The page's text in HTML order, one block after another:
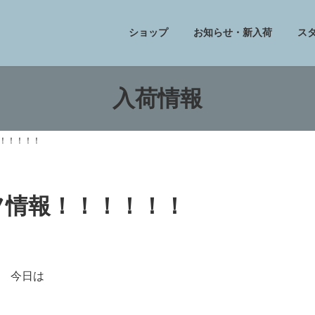
ショップ お知らせ・新入荷 ス
入荷情報
！！！！
報！！！！！！
今日は